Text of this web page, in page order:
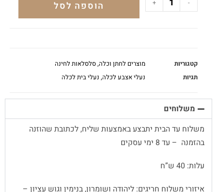
-
+ הוספה לסל
קטגוריות מוצרים לחתן וכלה,סלסלאות לחינה
תגיות
נעלי אצבע לכלה, נעלי בית לכלה
משלוחים
משלוח עד הבית יתבצע באמצעות שליח, לכתובת שהוזנה
בהזמנה – עד 8 ימי עסקים
עלות: 40 ש”ח
איזורי משלוח חריגים: ליהודה ושומרון, בנימין וגוש עציון –